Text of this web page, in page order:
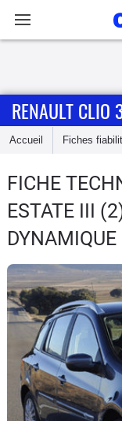
Accueil
Essais
Guide
d'achat
Electriques
Utilitaires
Flottes
Auto
RENAULT CLIO
Accueil Fiches
FICHE
ESTATE III
DYNAMIQUE